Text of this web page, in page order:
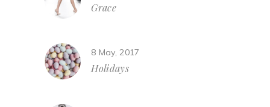
Grace
8 May, 2017
Holidays